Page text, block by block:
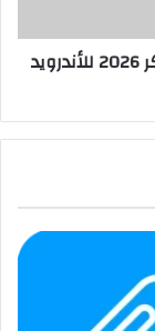
تحميل تطبيق يلا فرجة Yalla Forja TV مهكر 2026 للأندرويد